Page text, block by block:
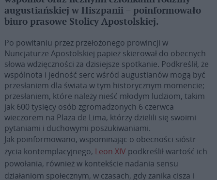
augustiańskiej w Hiszpanii – poinformowało
biuro prasowe Stolicy Apostolskiej.
Po powitaniu przez przełożonego prowincji w
Nuncjaturze Apostolskiej papież skierował do obecnych
słowa wdzięczności za dzisiejsze spotkanie. Podkreślił, że
wspólnota i jedność serc wśród augustianów mogą być
przesłaniem dla świata w tym historycznym momencie;
przesłaniem, które należy nieść młodym ludziom, takim
jak 600 tysięcy osób zgromadzonych 6 czerwca
wieczorem na Plaza de Lima, którzy dzielili się swoimi
pytaniami i duchowymi poszukiwaniami.
Jak poinformowano, wspominając o obecności sióstr
życia kontemplacyjnego, Leon XIV podkreślił wartość ich
powołania, również w kontekście nadania sensu
działaniom społecznym, w czasach, gdy zanika cisza i